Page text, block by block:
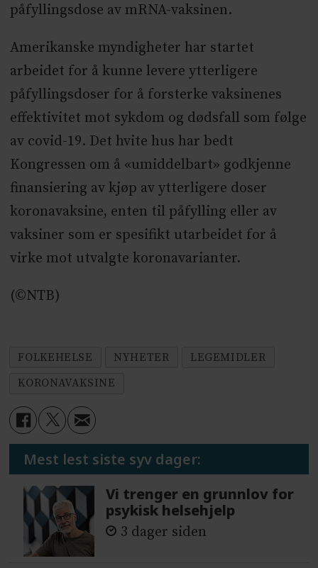
påfyllingsdose av mRNA-vaksinen.
Amerikanske myndigheter har startet
arbeidet for å kunne levere ytterligere
påfyllingsdoser for å forsterke vaksinenes
effektivitet mot sykdom og dødsfall som følge
av covid-19. Det hvite hus har bedt
Kongressen om å «umiddelbart» godkjenne
finansiering av kjøp av ytterligere doser
koronavaksine, enten til påfylling eller av
vaksiner som er spesifikt utarbeidet for å
virke mot utvalgte koronavarianter.
(©NTB)
FOLKEHELSE NYHETER
LEGEMIDLER
KORONAVAKSINE
Mest lest siste syv dager:
Vi trenger en grunnlov for
psykisk helsehjelp
3 dager siden